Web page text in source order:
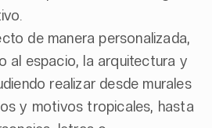
de manera personalizada,
al espacio, la arquitectura y
realizar desde murales
y motivos tropicales, hasta